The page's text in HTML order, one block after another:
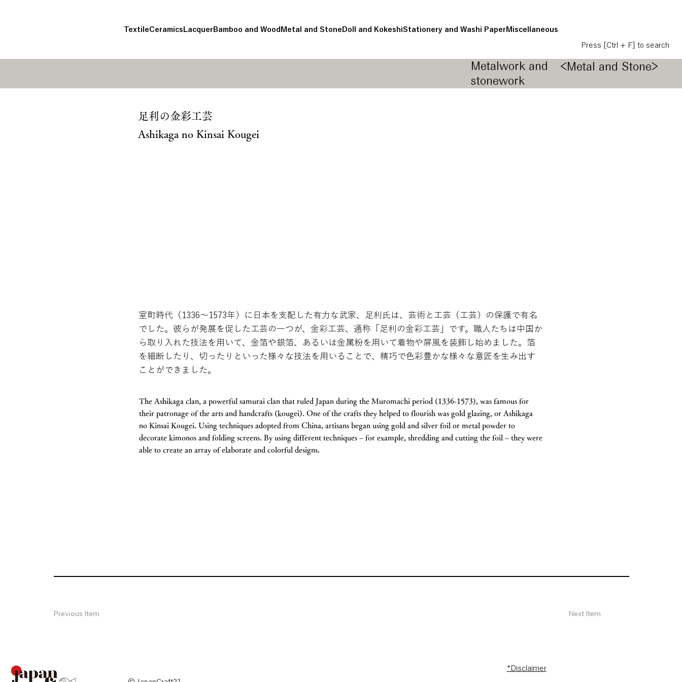
TextileCeramicsLacquerBamboo and WoodMetal and StoneDoll and KokeshiStationery and Washi PaperMiscellaneous
Press [Ctrl + F] to search
Metalwork and
stonework
<Metal and Stone>
足利の金彩工芸
Ashikaga no Kinsai Kougei
室町時代（1336～1573年）に日本を支配した有力な武家、足利氏は、芸術と工芸（工芸）の保護で有名
でした。彼らが発展を促した工芸の一つが、金彩工芸、通称「足利の金彩工芸」です。職人たちは中国か
ら取り入れた技法を用いて、金箔や銀箔、あるいは金属粉を用いて着物や屏風を装飾し始めました。箔
を細断したり、切ったりといった様々な技法を用いることで、精巧で色彩豊かな様々な意匠を生み出す
ことができました。
The Ashikaga clan, a powerful samurai clan that ruled Japan during the Muromachi period (1336-1573), was famous for
their patronage of the arts and handcrafts (kougei). One of the crafts they helped to flourish was gold glazing, or Ashikaga
no Kinsai Kougei. Using techniques adopted from China, artisans began using gold and silver foil or metal powder to
decorate kimonos and folding screens. By using different techniques – for example, shredding and cutting the foil – they were
able to create an array of elaborate and colorful designs.
Previous Item Next Item
*Disclaimer